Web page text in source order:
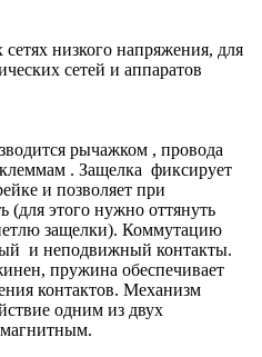
низкого напряжения, для
сетей и аппаратов
рычажком , провода
. Защелка фиксирует
и позволяет при
(для этого нужно оттянуть
защелки). Коммутацию
и неподвижный контакты.
пружина обеспечивает
контактов. Механизм
одним из двух